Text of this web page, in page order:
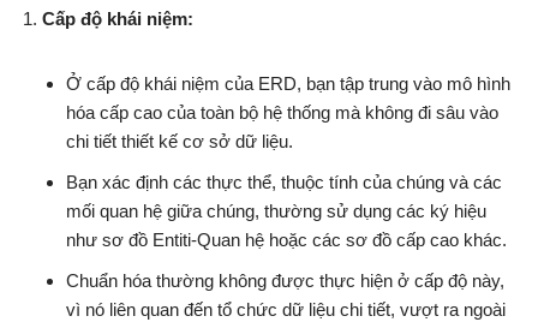
Cấp độ khái niệm:
Ở cấp độ khái niệm của ERD, bạn tập trung vào mô hình
hóa cấp cao của toàn bộ hệ thống mà không đi sâu vào
chi tiết thiết kế cơ sở dữ liệu.
Bạn xác định các thực thể, thuộc tính của chúng và các
mối quan hệ giữa chúng, thường sử dụng các ký hiệu
như sơ đồ Entiti-Quan hệ hoặc các sơ đồ cấp cao khác.
Chuẩn hóa thường không được thực hiện ở cấp độ này,
vì nó liên quan đến tổ chức dữ liệu chi tiết, vượt ra ngoài